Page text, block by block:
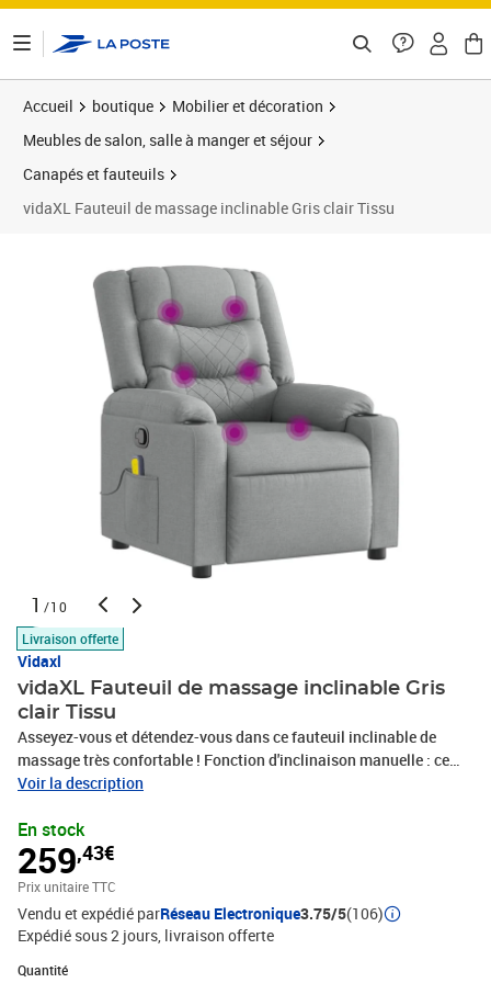
Accueil boutique
Mobilier et décoration
Meubles de salon, salle à manger et séjour
Canapés et fauteuils
vidaXL Fauteuil de massage inclinable Gris clair Tissu
1 /10
Livraison offerte
Vidaxl
vidaXL Fauteuil de massage inclinable Gris
clair Tissu
Asseyez-vous et détendez-vous dans ce fauteuil inclinable de
massage très confortable ! Fonction d'inclinaison manuelle : ce
fauteuil inclinable est doté d'une poignée du côté droit. Vous
n'importe quelle position selon votre confort en tirant simplement
sur la poignée. Cette fonction permet une inclinaison maximale de
135 degrés. De plus, le dossier peut revenir rapidement à sa
position d'origine en tirant simplement sur la poignée.Fonction de
vibration : les 6 points de massage vous permettent de faire
l'expérience d'un massage mieux ciblé. De plus, la télécommande
incluse vous permet de choisir différents programmes de
Voir la description
En stock
259,43€
Prix unitaire TTC
Vendu et expédié parRéseau Electronique3.75/5(106)
Expédié sous 2 jours livraison offerte
Quantité
Quantité : 1